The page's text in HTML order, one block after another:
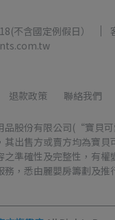
不含國定例假日）
退款政策 聯絡我們
品股份有限公司(“寶貝
出售方或賣方均為寶貝
準確性及完整性，有權
，悉由麗嬰房籌劃及推